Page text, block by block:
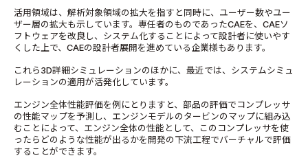
活用領域は、解析対象領域の拡大を指すと同時に、ユーザー数やユー
ザー層の拡大も示しています。専任者のものであったCAEを、CAEソ
フトウェアを改良し、システム化することによって設計者に使いやす
くした上で、CAEの設計者展開を進めている企業様もあります。
これら3D詳細シミュレーションのほかに、最近では、システムシミュ
レーションの適用が活発化しています。
エンジン全体性能評価を例にとりますと、部品の評価でコンプレッサ
の性能マップを予測し、エンジンモデルのタービンのマップに組み込
むことによって、エンジン全体の性能として、このコンプレッサを使
ったらどのような性能が出るかを開発の下流工程でバーチャルで評価
することができます。